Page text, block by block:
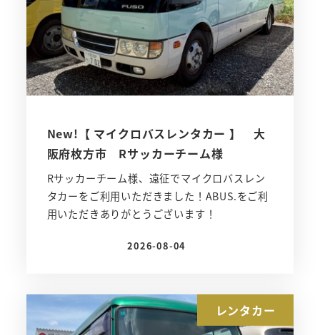
New!【 マイクロバスレンタカー 】 大
阪府枚方市 Rサッカーチーム様
Rサッカーチーム様、遠征でマイクロバスレン
タカーをご利用いただきました！ABUS.をご利
用いただきありがとうございます！
投稿日
2026-08-04
レンタカー